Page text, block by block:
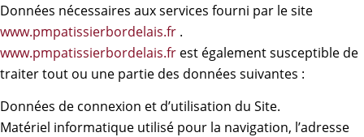
Données nécessaires aux services fourni par le site
www.pmpatissierbordelais.fr .
www.pmpatissierbordelais.fr est également susceptible de
traiter tout ou une partie des données suivantes :
Données de connexion et d’utilisation du Site.
Matériel informatique utilisé pour la navigation, l’adresse